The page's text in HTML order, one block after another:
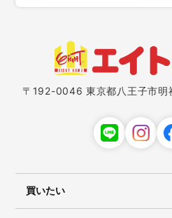
〒192-0046 東京都八王子市
買いたい